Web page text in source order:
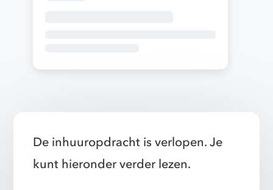
De inhuuropdracht is verlopen. Je
kunt hieronder verder lezen.